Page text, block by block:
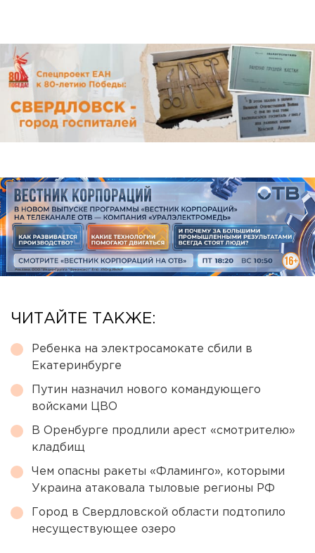
ЧИТАЙТЕ ТАКЖЕ:
Ребенка на электросамокате сбили в
Екатеринбурге
Путин назначил нового командующего
войсками ЦВО
В Оренбурге продлили арест «смотрителю»
кладбищ
Чем опасны ракеты «Фламинго», которыми
Украина атаковала тыловые регионы РФ
Город в Свердловской области подтопило
несуществующее озеро